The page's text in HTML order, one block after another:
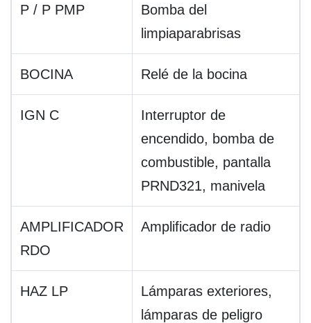
P / P PMP
Bomba del
limpiaparabrisas
BOCINA Relé de la bocina
IGN C
Interruptor de
encendido, bomba de
combustible, pantalla
PRND321, manivela
AMPLIFICADOR
RDO
Amplificador de radio
HAZ LP
Lámparas exteriores,
lámparas de peligro